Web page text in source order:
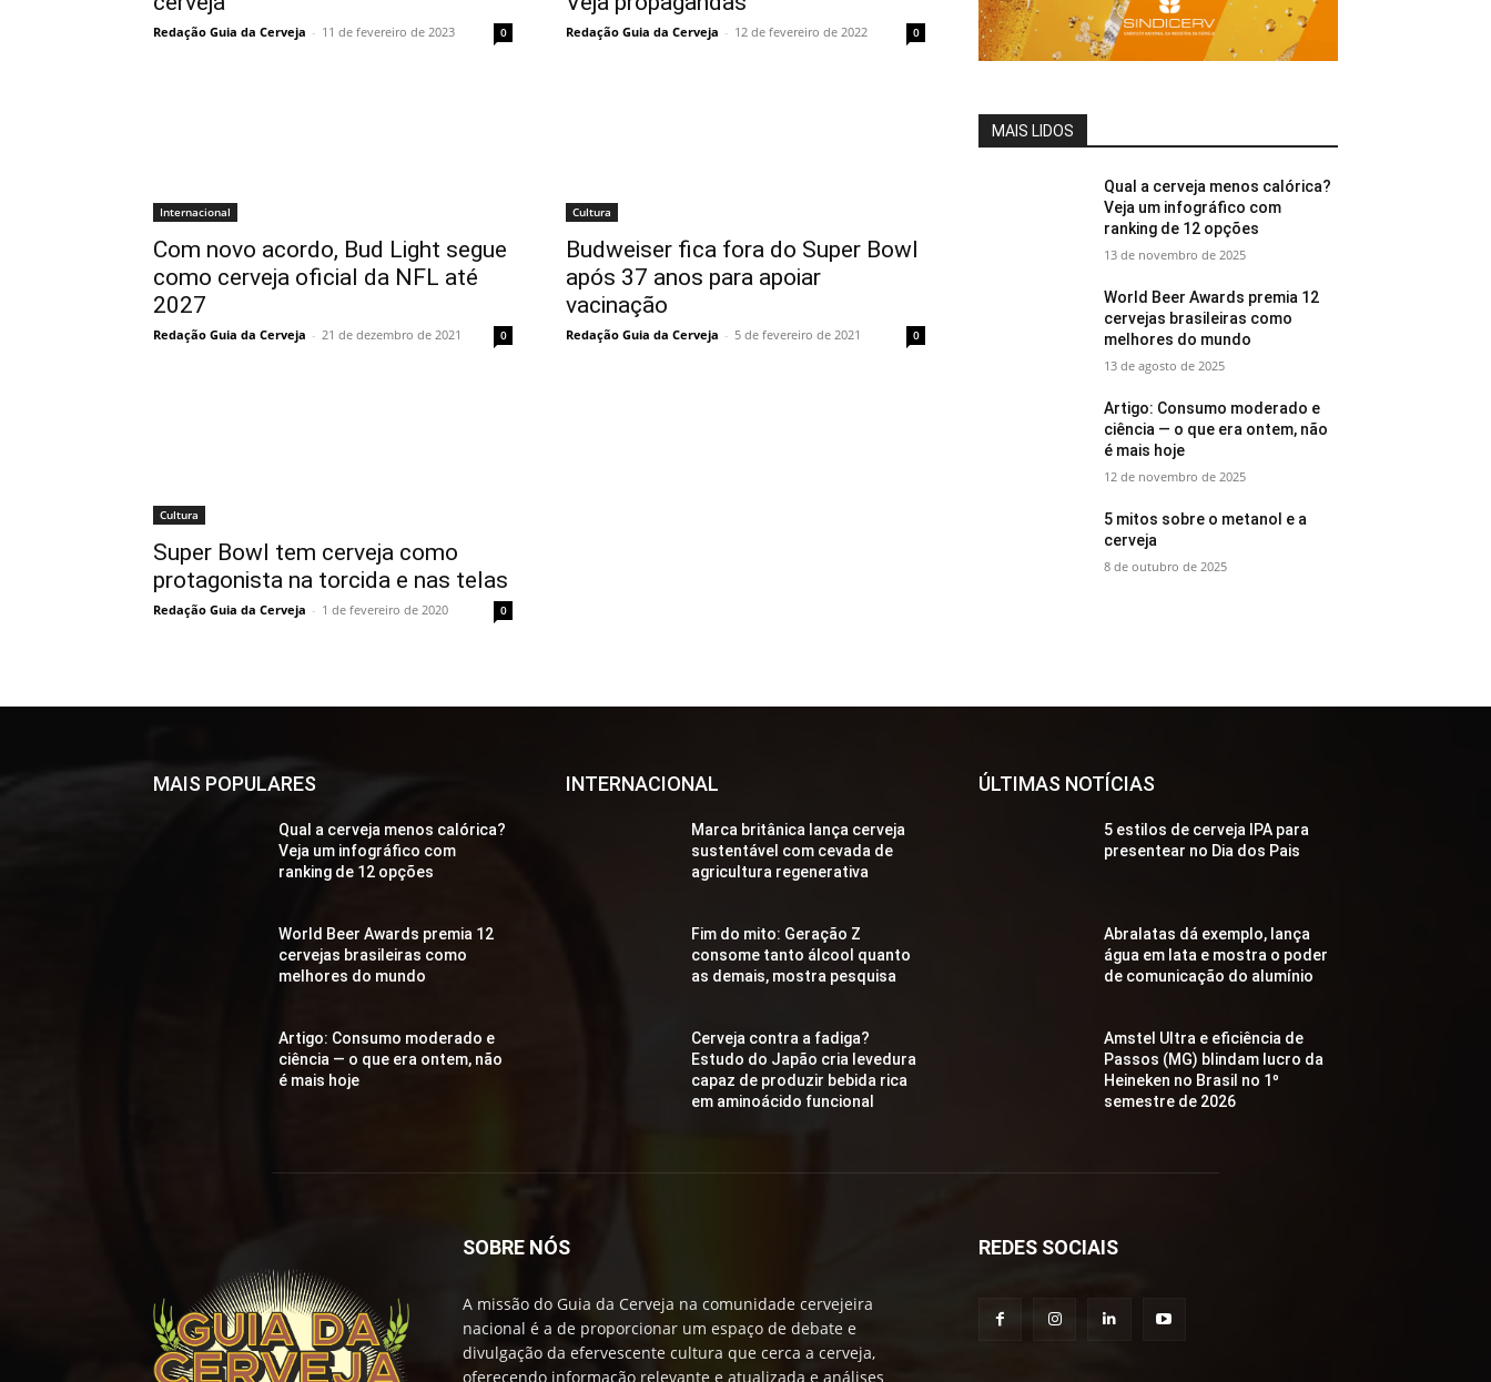
Redação Guia da Cerveja - 11 de fevereiro de 2023 0 Redação Guia da Cerveja - 12 de fevereiro de 2022 0
Internacional
Com novo acordo, Bud Light segue
como cerveja oficial da NFL até
2027
Redação Guia da Cerveja - 21 de dezembro de 2021 0
Cultura
Budweiser fica fora do Super Bowl
após 37 anos para apoiar
vacinação
Redação Guia da Cerveja - 5 de fevereiro de 2021 0
Cultura
Super Bowl tem cerveja como
protagonista na torcida e nas telas
Redação Guia da Cerveja - 1 de fevereiro de 2020 0
MAIS LIDOS
Qual a cerveja menos calórica?
Veja um infográfico com
ranking de 12 opções
13 de novembro de 2025
World Beer Awards premia 12
cervejas brasileiras como
melhores do mundo
13 de agosto de 2025
Artigo: Consumo moderado e
ciência — o que era ontem, não
é mais hoje
12 de novembro de 2025
5 mitos sobre o metanol e a
cerveja
8 de outubro de 2025
MAIS POPULARES
Qual a cerveja menos calórica?
Veja um infográfico com
ranking de 12 opções
World Beer Awards premia 12
cervejas brasileiras como
melhores do mundo
Artigo: Consumo moderado e
ciência — o que era ontem, não
é mais hoje
INTERNACIONAL
Marca britânica lança cerveja
sustentável com cevada de
agricultura regenerativa
Fim do mito: Geração Z
consome tanto álcool quanto
as demais, mostra pesquisa
Cerveja contra a fadiga?
Estudo do Japão cria levedura
capaz de produzir bebida rica
em aminoácido funcional
ÚLTIMAS NOTÍCIAS
5 estilos de cerveja IPA para
presentear no Dia dos Pais
Abralatas dá exemplo, lança
água em lata e mostra o poder
de comunicação do alumínio
Amstel Ultra e eficiência de
Passos (MG) blindam lucro da
Heineken no Brasil no 1º
semestre de 2026
SOBRE NÓS
A missão do Guia da Cerveja na comunidade cervejeira
nacional é a de proporcionar um espaço de debate e
divulgação da efervescente cultura que cerca a cerveja,
oferecendo informação relevante e atualizada e análises
REDES SOCIAIS